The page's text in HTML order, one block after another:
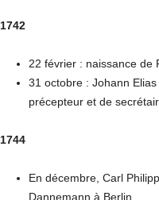
1742
22 février : naissance de
31 octobre : Johann
précepteur et de
1744
En décembre, Carl
Dannemann à Berlin.